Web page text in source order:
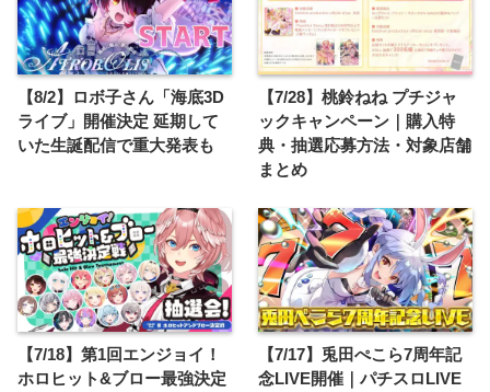
【8/2】ロボ子さん「海底3D
ライブ」開催決定 延期して
いた生誕配信で重大発表も
【7/28】桃鈴ねね プチジャ
ックキャンペーン｜購入特
典・抽選応募方法・対象店舗
まとめ
【7/18】第1回エンジョイ！
ホロヒット&ブロー最強決定
【7/17】兎田ぺこら7周年記
念LIVE開催｜パチスロLIVE